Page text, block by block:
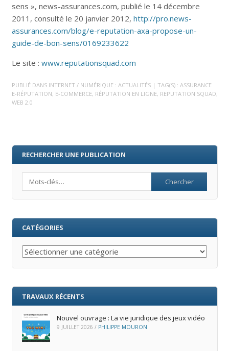
sens », news-assurances.com, publié le 14 décembre
2011, consulté le 20 janvier 2012, http://pro.news-
assurances.com/blog/e-reputation-axa-propose-un-
guide-de-bon-sens/0169233622
Le site : www.reputationsquad.com
PUBLIÉ DANS INTERNET / NUMÉRIQUE : ACTUALITÉS | TAG(S) : ASSURANCE
E-RÉPUTATION, E-COMMERCE, RÉPUTATION EN LIGNE, REPUTATION SQUAD,
WEB 2.0
RECHERCHER UNE PUBLICATION
CATÉGORIES
Catégories
TRAVAUX RÉCENTS
Nouvel ouvrage : La vie juridique des jeux vidéo
9 JUILLET 2026 / PHILIPPE MOURON